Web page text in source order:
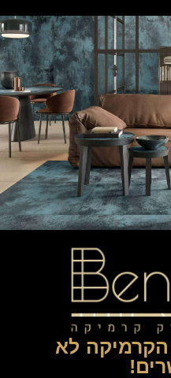
הקרמיקה לא